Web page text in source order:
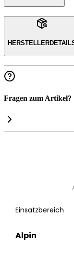
Fragen zum Artikel?
Einsatzbereich
Alpin